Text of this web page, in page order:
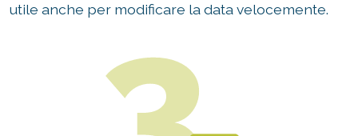
utile anche per modificare la data velocemente.